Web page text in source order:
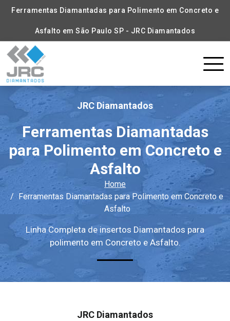
Ferramentas Diamantadas para Polimento em Concreto e
Asfalto em São Paulo SP - JRC Diamantados
JRC Diamantados
Ferramentas Diamantadas
para Polimento em Concreto e
Asfalto
Home
Ferramentas Diamantadas para Polimento em Concreto e
Asfalto
Linha Completa de insertos Diamantados para
polimento em Concreto e Asfalto.
JRC Diamantados